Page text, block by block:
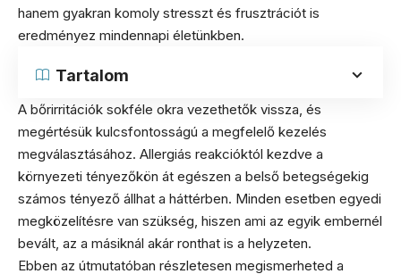
hanem gyakran komoly stresszt és frusztrációt is
eredményez mindennapi életünkben.
Tartalom
A bőrirritációk sokféle okra vezethetők vissza, és
megértésük kulcsfontosságú a megfelelő kezelés
megválasztásához. Allergiás reakcióktól kezdve a
környezeti tényezőkön át egészen a belső betegségekig
számos tényező állhat a háttérben. Minden esetben egyedi
megközelítésre van szükség, hiszen ami az egyik embernél
bevált, az a másiknál akár ronthat is a helyzeten.
Ebben az útmutatóban részletesen megismerheted a